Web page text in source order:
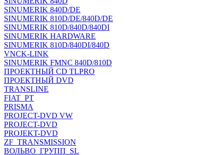
SINUMERIK 840D/DE
SINUMERIK 810D/DE/840D/DE
SINUMERIK 810D/840D/840DI
SINUMERIK HARDWARE
SINUMERIK 810D/840DI/840D
VNCK-LINK
SINUMERIK FMNC 840D/810D
ПРОЕКТНЫЙ CD TLPRO
ПРОЕКТНЫЙ DVD
TRANSLINE
FIAT_PT
PRISMA
PROJECT-DVD VW
PROJECT-DVD
PROJEKT-DVD
ZF_TRANSMISSION
ВОЛЬВО_ГРУПП_SL